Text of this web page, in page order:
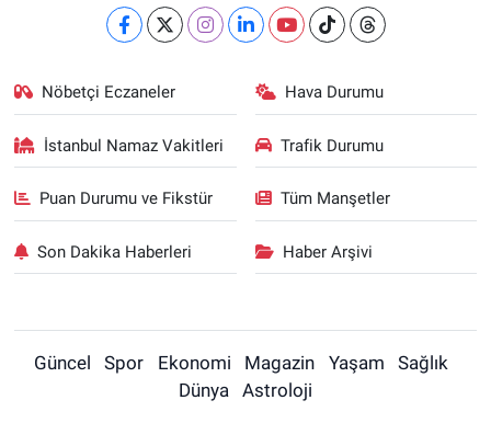
Nöbetçi Eczaneler Hava Durumu
İstanbul Namaz Vakitleri Trafik Durumu
Puan Durumu ve Fikstür Tüm Manşetler
Son Dakika Haberleri Haber Arşivi
Güncel Spor Ekonomi Magazin Yaşam
Sağlık
Dünya
Astroloji